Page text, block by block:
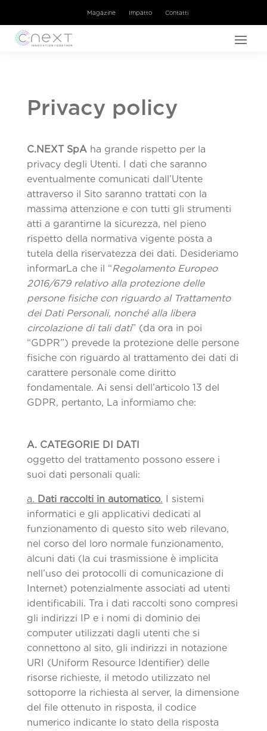
Magazine Impatto Contatti
Privacy policy
C.NEXT SpA ha grande rispetto per la
privacy degli Utenti. I dati che saranno
eventualmente comunicati dall’Utente
attraverso il Sito saranno trattati con la
massima attenzione e con tutti gli strumenti
atti a garantirne la sicurezza, nel pieno
rispetto della normativa vigente posta a
tutela della riservatezza dei dati. Desideriamo
informarLa che il “Regolamento Europeo
2016/679 relativo alla protezione delle
persone fisiche con riguardo al Trattamento
dei Dati Personali, nonché alla libera
circolazione di tali dati” (da ora in poi
“GDPR”) prevede la protezione delle persone
fisiche con riguardo al trattamento dei dati di
carattere personale come diritto
fondamentale. Ai sensi dell’articolo 13 del
GDPR, pertanto, La informiamo che:
A. CATEGORIE DI DATI
oggetto del trattamento possono essere i
suoi dati personali quali:
a. Dati raccolti in automatico. I sistemi
informatici e gli applicativi dedicati al
funzionamento di questo sito web rilevano,
nel corso del loro normale funzionamento,
alcuni dati (la cui trasmissione è implicita
nell’uso dei protocolli di comunicazione di
Internet) potenzialmente associati ad utenti
identificabili. Tra i dati raccolti sono compresi
gli indirizzi IP e i nomi di dominio dei
computer utilizzati dagli utenti che si
connettono al sito, gli indirizzi in notazione
URI (Uniform Resource Identifier) delle
risorse richieste, il metodo utilizzato nel
sottoporre la richiesta al server, la dimensione
del file ottenuto in risposta, il codice
numerico indicante lo stato della risposta